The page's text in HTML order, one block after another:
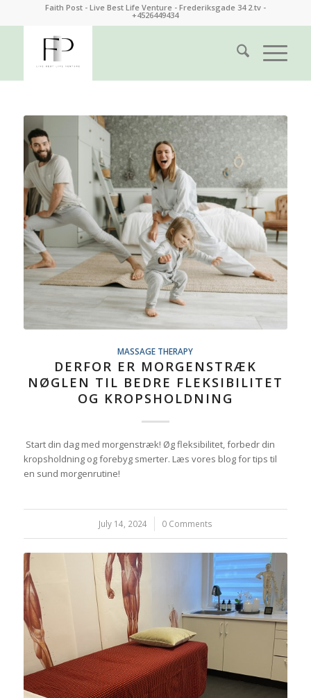
Faith Post - Live Best Life Venture - Frederiksgade 34 2.tv -
+4526449434
MASSAGE THERAPY
DERFOR ER MORGENSTRÆK
NØGLEN TIL BEDRE FLEKSIBILITET
OG KROPSHOLDNING
Start din dag med morgenstræk! Øg fleksibilitet, forbedr din
kropsholdning og forebyg smerter. Læs vores blog for tips til
en sund morgenrutine!
July 14, 2024
/ 0 Comments